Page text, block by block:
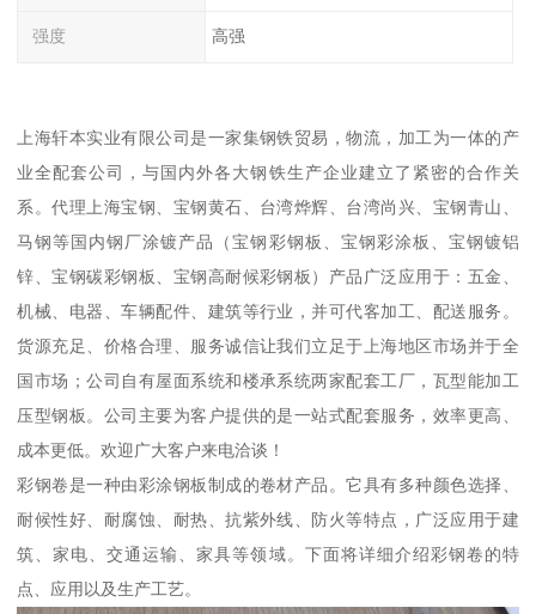
强度 高强
上海轩本实业有限公司是一家集钢铁贸易，物流，加工为一体的产
业全配套公司，与国内外各大钢铁生产企业建立了紧密的合作关
系。代理上海宝钢、宝钢黄石、台湾烨辉、台湾尚兴、宝钢青山、
马钢等国内钢厂涂镀产品（宝钢彩钢板、宝钢彩涂板、宝钢镀铝
锌、宝钢碳彩钢板、宝钢高耐候彩钢板）产品广泛应用于：五金、
机械、电器、车辆配件、建筑等行业，并可代客加工、配送服务。
货源充足、价格合理、服务诚信让我们立足于上海地区市场并于全
国市场；公司自有屋面系统和楼承系统两家配套工厂，瓦型能加工
压型钢板。公司主要为客户提供的是一站式配套服务，效率更高、
成本更低。欢迎广大客户来电洽谈！
彩钢卷是一种由彩涂钢板制成的卷材产品。它具有多种颜色选择、
耐候性好、耐腐蚀、耐热、抗紫外线、防火等特点，广泛应用于建
筑、家电、交通运输、家具等领域。下面将详细介绍彩钢卷的特
点、应用以及生产工艺。